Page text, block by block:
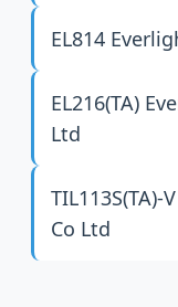
EL814
EL216(TA)
Ltd
TIL113S(TA)-V
Co Ltd